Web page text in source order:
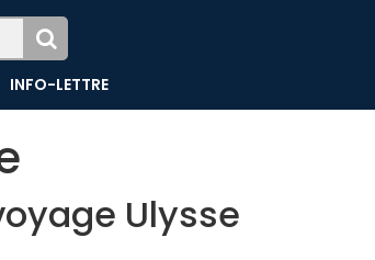
INFO-LETTRE
Ulysse